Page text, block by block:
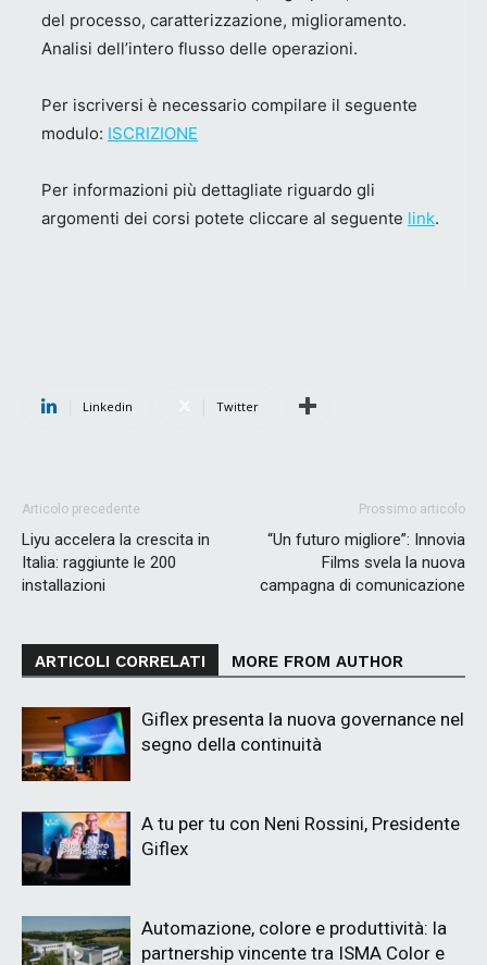
del processo, caratterizzazione, miglioramento.
Analisi dell’intero flusso delle operazioni.
Per iscriversi è necessario compilare il seguente
modulo: ISCRIZIONE
Per informazioni più dettagliate riguardo gli
argomenti dei corsi potete cliccare al seguente link.
Linkedin Twitter
Articolo precedente
Liyu accelera la crescita in
Italia: raggiunte le 200
installazioni
Prossimo articolo
“Un futuro migliore”: Innovia
Films svela la nuova
campagna di comunicazione
ARTICOLI CORRELATI MORE FROM AUTHOR
Giflex presenta la nuova governance nel
segno della continuità
A tu per tu con Neni Rossini, Presidente
Giflex
Automazione, colore e produttività: la
partnership vincente tra ISMA Color e